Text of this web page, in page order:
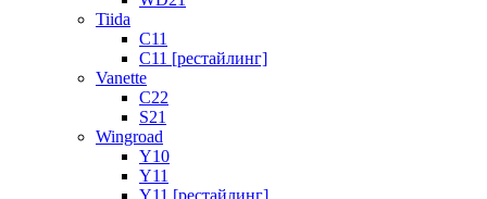
Tiida
C11
C11 [рестайлинг]
Vanette
C22
S21
Wingroad
Y10
Y11
Y11 [рестайлинг]